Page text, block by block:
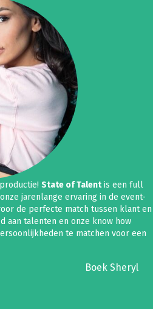
State of Talentis een full
jarenlange ervaring in de event-
de perfecte match tussen klant en
aan talenten en onze know how
te matchen voor een
Boek Sheryl